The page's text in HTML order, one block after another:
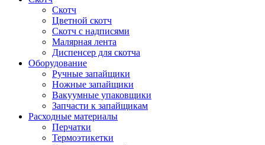
Скотч
Цветной скотч
Скотч с надписями
Малярная лента
Диспенсер для скотча
Оборудование
Ручные запайщики
Ножные запайщики
Вакуумные упаковщики
Запчасти к запайщикам
Расходные материалы
Перчатки
Термоэтикетки